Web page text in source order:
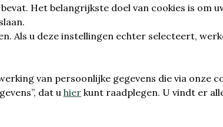
Het belangrijkste doel van cookies is om
Als u deze instellingen echter selecteert,
van persoonlijke gegevens die via onze
dat u hierkunt raadplegen. U vindt er